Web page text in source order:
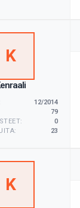
K
12/2014
79
0
23
K